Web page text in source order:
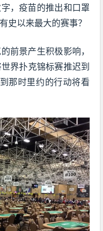
，疫苗的推出和口罩
史以来最大的赛事？
前景产生积极影响，
界扑克锦标赛推迟到
那时里约的行动将看